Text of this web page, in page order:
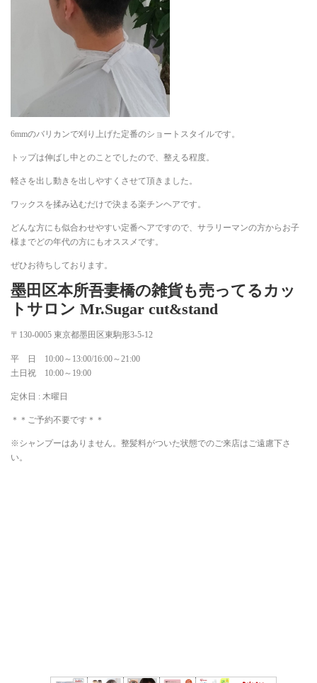
6mmのバリカンで刈り上げた定番のショートスタイルです。
トップは伸ばし中とのことでしたので、整える程度。
軽さを出し動きを出しやすくさせて頂きました。
ワックスを揉み込むだけで決まる楽チンヘアです。
どんな方にも似合わせやすい定番ヘアですので、サラリーマンの方からお子
様までどの年代の方にもオススメです。
ぜひお待ちしております。
墨田区本所吾妻橋の雑貨も売ってるカッ
トサロン Mr.Sugar cut&stand
〒130-0005 東京都墨田区東駒形3-5-12
平 日 10:00～13:00/16:00～21:00
土日祝 10:00～19:00
定休日 : 木曜日
＊＊ご予約不要です＊＊
※シャンプーはありません。整髪料がついた状態でのご来店はご遠慮下さ
い。